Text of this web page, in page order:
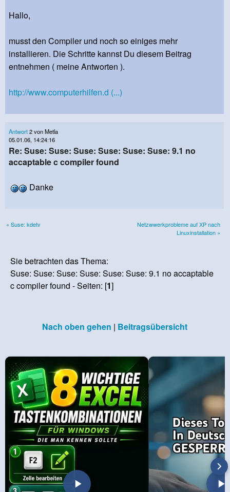
Hallo,
musst den Compiler und noch so einiges mehr
installieren. Die Schritte kannst Du diesem Beitrag
entnehmen ( meine Antworten ).
http://www.computerhilfen.d (...)
Antwort2 von Metla
05.01.06, 14:24:16
Re: Suse: Suse: Suse: Suse: Suse: Suse: 9.1 no
accaptable c compiler found
Danke
« Suse: kdetv
Netzwwerkprobleme auf XP nach
Linuxinstallation »
Sie betrachten das Thema:
Suse: Suse: Suse: Suse: Suse: Suse: 9.1 no accaptable
c compiler found - Seiten: [1]
Nach oben gehen | Beitragsübersicht